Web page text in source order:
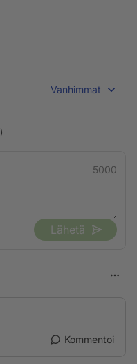
Vanhimmat
)
5000
Lähetä
Kommentoi